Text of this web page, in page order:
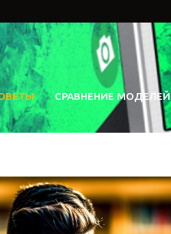
СРАВНЕНИЕ МОДЕЛЕЙ